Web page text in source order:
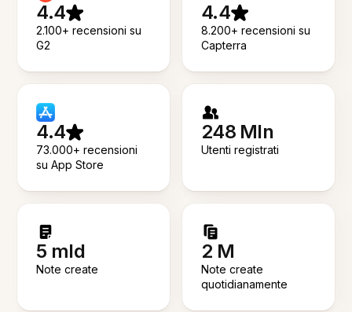
4.4
2.100+ recensioni su
G2
4.4
8.200+ recensioni su
Capterra
4.4
73.000+ recensioni
su App Store
248 Mln
Utenti registrati
5 mld
Note create
2 M
Note create
quotidianamente